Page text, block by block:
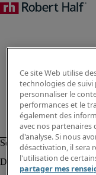
Ce site Web utilise
technologies de
personnaliser le
performances et le
également des
avec nos partenaires
d'analyse. Si nous
désactivation, il sera
l'utilisation de
partager mes